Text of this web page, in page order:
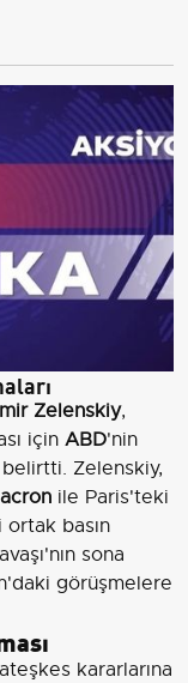
Zelenskiy,
için ABD'nin
Zelenskiy,
ile Paris'teki
ortak basın
sona
görüşmelere
kararlarına